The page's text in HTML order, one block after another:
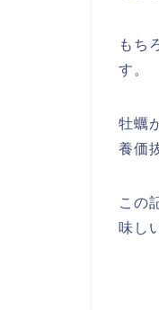
もち
す。
牡蠣
養価
この
味し